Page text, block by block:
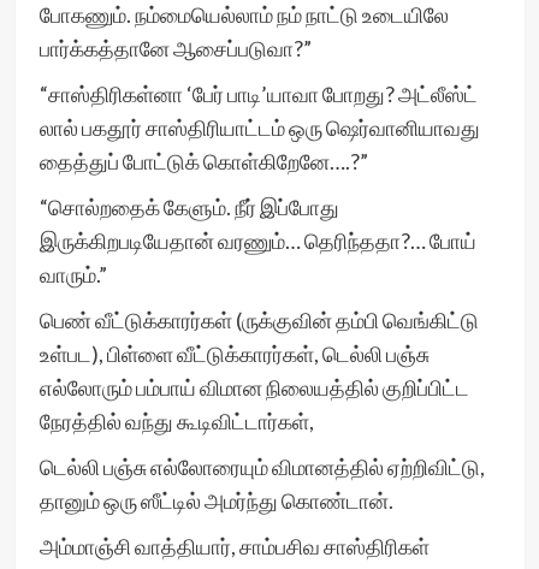
போகணும். நம்மையெல்லாம் நம் நாட்டு உடையிலே
பார்க்கத்தானே ஆசைப்படுவா?”
“சாஸ்திரிகள்னா ‘பேர் பாடி’யாவா போறது? அட்லீஸ்ட்
லால் பகதூர் சாஸ்திரியாட்டம் ஒரு ஷெர்வானியாவது
தைத்துப் போட்டுக் கொள்கிறேனே….?”
“சொல்றதைக் கேளும். நீர் இப்போது
இருக்கிறபடியேதான் வரணும்… தெரிந்ததா?… போய்
வாரும்.”
பெண் வீட்டுக்காரர்கள் (ருக்குவின் தம்பி வெங்கிட்டு
உள்பட), பிள்ளை வீட்டுக்காரர்கள், டெல்லி பஞ்சு
எல்லோரும் பம்பாய் விமான நிலையத்தில் குறிப்பிட்ட
நேரத்தில் வந்து கூடிவிட்டார்கள்,
டெல்லி பஞ்சு எல்லோரையும் விமானத்தில் ஏற்றிவிட்டு,
தானும் ஒரு ஸீட்டில் அமர்ந்து கொண்டான்.
அம்மாஞ்சி வாத்தியார், சாம்பசிவ சாஸ்திரிகள்